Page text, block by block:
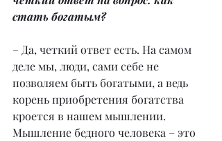
стать богатым?
– Да, четкий ответ есть. На самом
деле мы, люди, сами себе не
позволяем быть богатыми, а ведь
корень приобретения богатства
кроется в нашем мышлении.
Мышление бедного человека – это